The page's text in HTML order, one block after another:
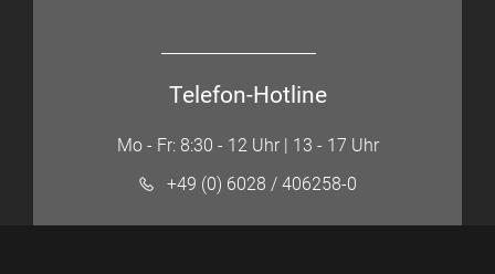
Telefon-Hotline
Mo - Fr: 8:30 - 12 Uhr | 13 - 17 Uhr
+49 (0) 6028 / 406258-0